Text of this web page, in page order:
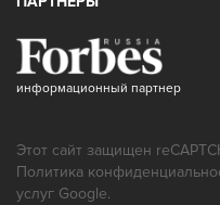
информационный партнер
Этот сайт защищен
Политика
услуг Google.